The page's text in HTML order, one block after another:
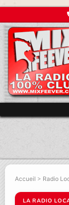
Accueil > Radio
LA RADIO